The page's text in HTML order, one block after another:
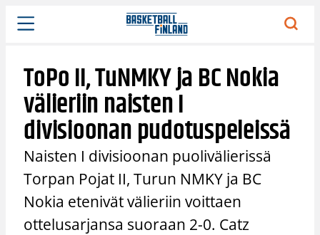
Siirry
sisältöön
ToPo II, TuNMKY ja BC Nokia
välieriin naisten I
divisioonan pudotuspeleissä
Naisten I divisioonan puolivälierissä
Torpan Pojat II, Turun NMKY ja BC
Nokia etenivät välieriin voittaen
ottelusarjansa suoraan 2-0. Catz